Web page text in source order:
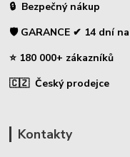
🔒 Bezpečný nákup
🛡️ GARANCE ✔ 14 dní
⭐ 180 000+ zákazníků
🇨🇿 Český prodejce
Kontakty